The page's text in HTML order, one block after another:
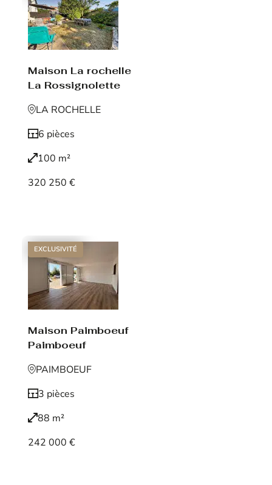
Maison La rochelle
La Rossignolette
LA ROCHELLE
6 pièces
100 m²
320 250 €
EXCLUSIVITÉ
Maison Paimboeuf
Paimboeuf
PAIMBOEUF
3 pièces
88 m²
242 000 €